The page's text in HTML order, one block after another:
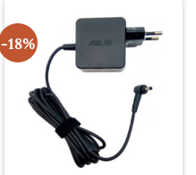
-18%